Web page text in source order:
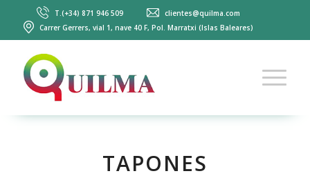
T.(+34) 871 946 509
clientes@quilma.com
Carrer Gerrers, vial 1, nave 40 F, Pol. Marratxi (Islas Baleares)
TAPONES